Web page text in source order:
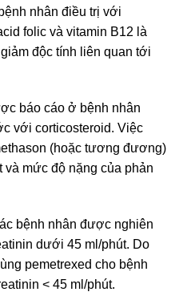
nhân điều trị với
folic và vitamin B12 là
độc tính liên quan tới
báo cáo ở bệnh nhân
với corticosteroid. Việc
(hoặc tương đương)
và mức độ nặng của phản
bệnh nhân được nghiên
dưới 45 ml/phút. Do
pemetrexed cho bệnh
< 45 ml/phút.